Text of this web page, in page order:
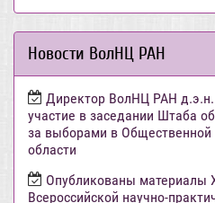
Новости ВолНЦ РАН
Директор ВолНЦ РАН
участие в заседании Штаба
за выборами в Общественной
области
Опубликованы материалы
Всероссийской научно-